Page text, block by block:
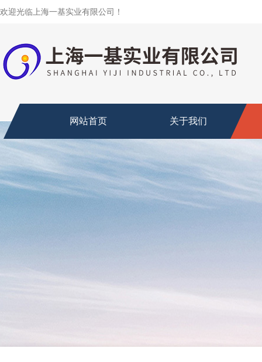
欢迎光临上海一基实业有限公司！
网站首页 关于我们